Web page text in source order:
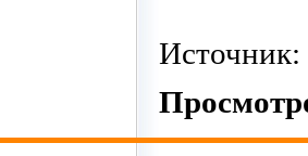
Источник: